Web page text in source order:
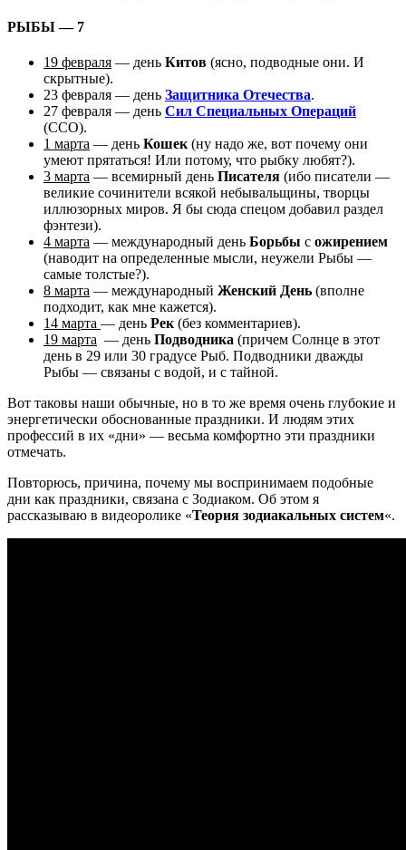
РЫБЫ — 7
19 февраля — день Китов (ясно, подводные они. И
скрытные).
23 февраля — день Защитника Отечества.
27 февраля — день Сил Специальных Операций
(ССО).
1 марта — день Кошек (ну надо же, вот почему они
умеют прятаться! Или потому, что рыбку любят?).
3 марта — всемирный день Писателя (ибо писатели —
великие сочинители всякой небывальщины, творцы
иллюзорных миров. Я бы сюда спецом добавил раздел
фэнтези).
4 марта — международный день Борьбы с ожирением
(наводит на определенные мысли, неужели Рыбы —
самые толстые?).
8 марта — международный Женский День (вполне
подходит, как мне кажется).
14 марта — день Рек (без комментариев).
19 марта — день Подводника (причем Солнце в этот
день в 29 или 30 градусе Рыб. Подводники дважды
Рыбы — связаны с водой, и с тайной.
Вот таковы наши обычные, но в то же время очень глубокие и
энергетически обоснованные праздники. И людям этих
профессий в их «дни» — весьма комфортно эти праздники
отмечать.
Повторюсь, причина, почему мы воспринимаем подобные
дни как праздники, связана с Зодиаком. Об этом я
рассказываю в видеоролике «Теория зодиакальных систем«.